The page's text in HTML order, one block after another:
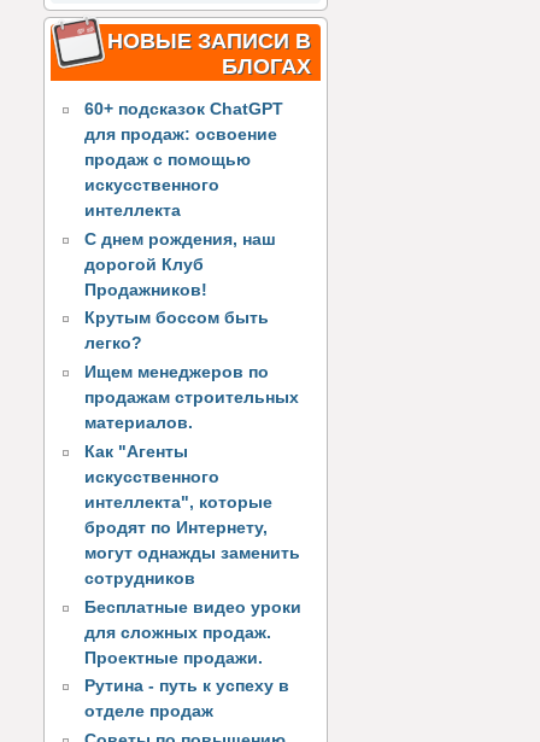
НОВЫЕ ЗАПИСИ В
БЛОГАХ
60+ подсказок ChatGPT
для продаж: освоение
продаж с помощью
искусственного
интеллекта
С днем рождения, наш
дорогой Клуб
Продажников!
Крутым боссом быть
легко?
Ищем менеджеров по
продажам строительных
материалов.
Как "Агенты
искусственного
интеллекта", которые
бродят по Интернету,
могут однажды заменить
сотрудников
Бесплатные видео уроки
для сложных продаж.
Проектные продажи.
Рутина - путь к успеху в
отделе продаж